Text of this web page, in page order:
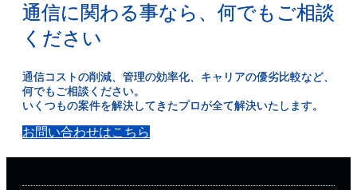
通信に関わる事なら、何でもご相談
ください
通信コストの削減、管理の効率化、キャリアの優劣比較など、
何でもご相談ください。
いくつもの案件を解決してきたプロが全て解決いたします。
お問い合わせはこちら